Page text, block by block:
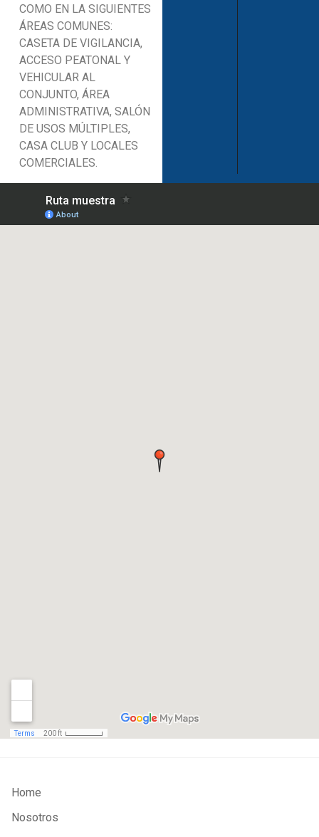
COMO EN LA SIGUIENTES
ÁREAS COMUNES:
CASETA DE VIGILANCIA,
ACCESO PEATONAL Y
VEHICULAR AL
CONJUNTO, ÁREA
ADMINISTRATIVA, SALÓN
DE USOS MÚLTIPLES,
CASA CLUB Y LOCALES
COMERCIALES.
Home
Nosotros